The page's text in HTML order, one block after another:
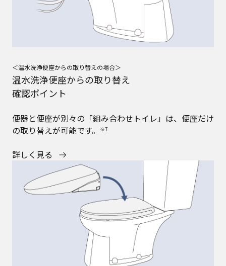
＜温水洗浄便座からの取り替えの場合＞
温水洗浄便座からの取り替え
確認ポイント​
便器と便座が別々の「組み合わせトイレ」は、便座だけ
の取り替えが可能です。​
※7
詳しく見る